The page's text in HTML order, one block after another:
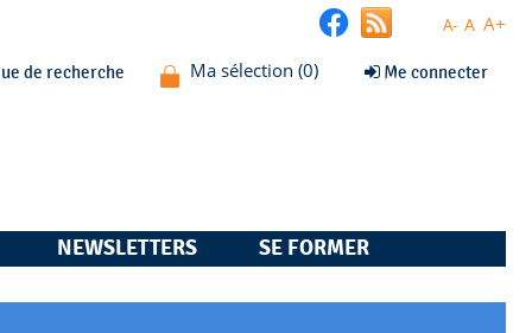
A- A A+
de recherche Me connecter
NEWSLETTERS SE FORMER